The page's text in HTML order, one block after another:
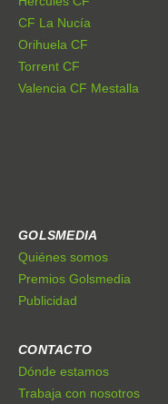
CF La Nucía
Orihuela CF
Torrent CF
Valencia CF Mestalla
GOLSMEDIA
Quiénes somos
Premios Golsmedia
Publicidad
CONTACTO
Dónde estamos
Trabaja con nosotros